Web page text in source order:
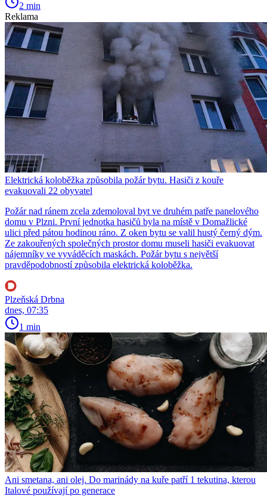
2 min
Reklama
Elektrická koloběžka způsobila požár bytu. Hasiči z kouře
evakuovali 22 obyvatel
Požár nad ránem zcela zdemoloval byt ve druhém patře panelového
domu v Plzni. První jednotka hasičů byla na místě v Domažlické
ulici před pátou hodinou ráno. Z oken bytu se valil hustý černý dým.
Ze zakouřených společných prostor domu museli hasiči evakuovat
nájemníky ve vyváděcích maskách. Požár bytu s největší
pravděpodobností způsobila elektrická koloběžka.
Plzeňská Drbna
dnes, 07:35
1 min
Ani smetana, ani olej. Do marinády na kuře patří 1 tekutina, kterou
Italové používají po generace